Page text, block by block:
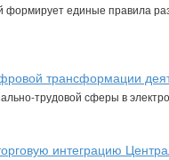
формирует единые правила
трансформации
трудовой сферы в
интеграцию